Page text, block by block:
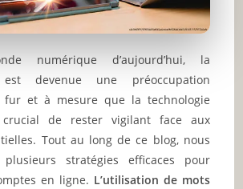
numérique d’aujourd’hui, la
est devenue une préoccupation
fur et à mesure que la technologie
de rester vigilant face aux
Tout au long de ce blog, nous
stratégies efficaces pour
en ligne. L’utilisation de mots